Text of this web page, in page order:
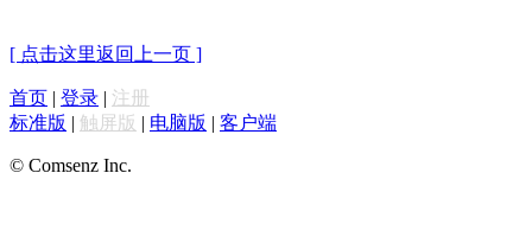
[ 点击这里返回上一页 ]
首页 | 登录 | 注册
标准版 | 触屏版 | 电脑版 | 客户端
© Comsenz Inc.